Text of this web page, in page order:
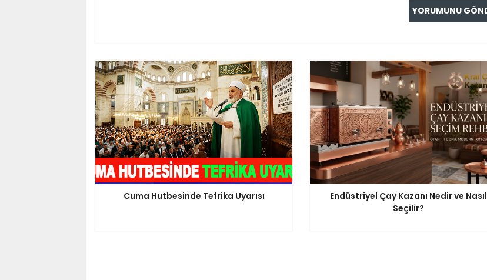
Cuma Hutbesinde Tefrika Uyarısı
Endüstriyel Çay Kazanı Nedir ve Nasıl
Seçilir?